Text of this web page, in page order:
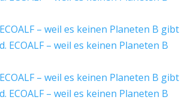
– weil es keinen Planeten B gibt
– weil es keinen Planeten B gibt